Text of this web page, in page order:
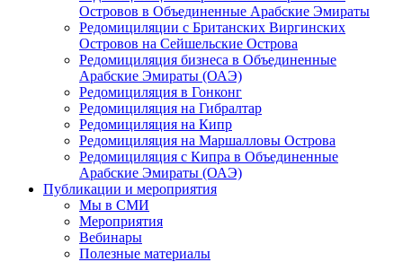
Островов в Объединенные Арабские Эмираты
Редомициляции с Британских Виргинских
Островов на Сейшельские Острова
Редомициляция бизнеса в Объединенные
Арабские Эмираты (ОАЭ)
Редомициляция в Гонконг
Редомициляция на Гибралтар
Редомициляция на Кипр
Редомициляция на Маршалловы Острова
Редомициляция с Кипра в Объединенные
Арабские Эмираты (ОАЭ)
Публикации и мероприятия
Мы в СМИ
Мероприятия
Вебинары
Полезные материалы